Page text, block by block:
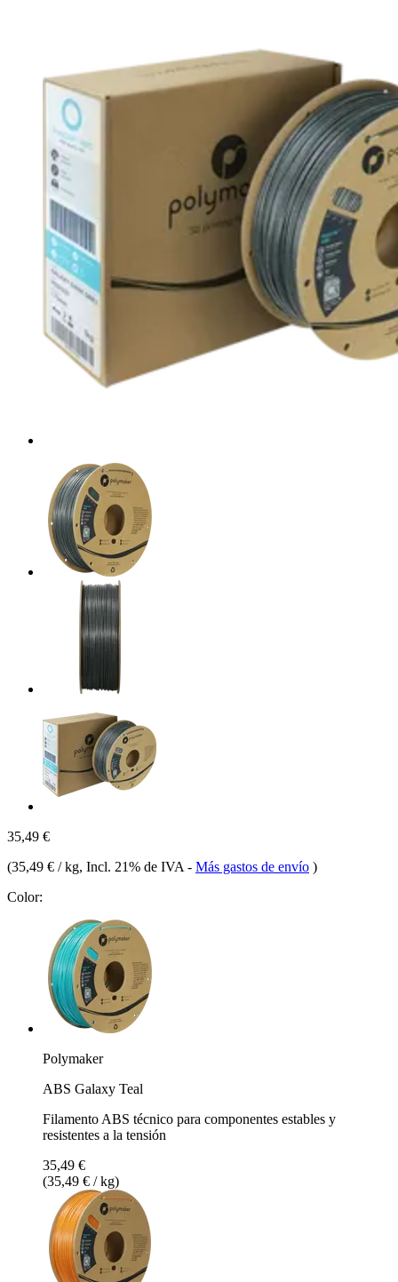
35,49 €
(35,49 € / kg, Incl. 21% de IVA - Más gastos de envío )
Color:
Polymaker
ABS Galaxy Teal
Filamento ABS técnico para componentes estables y
resistentes a la tensión
35,49 €
(35,49 € / kg)